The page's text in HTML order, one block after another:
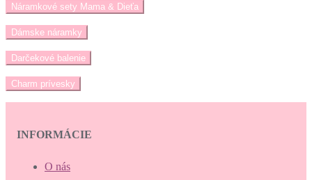
Náramkové sety Mama & Dieťa
Dámske náramky
Darčekové balenie
Charm prívesky
INFORMÁCIE
O nás